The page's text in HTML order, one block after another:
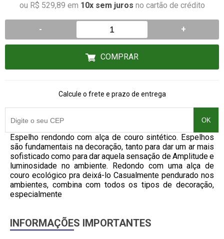
ou R$ 529,89 em 10x sem juros no cartão de crédito
- +
COMPRAR
Calcule o frete e prazo de entrega
OK
Espelho rendondo com alça de couro sintético. Espelhos
são fundamentais na decoração, tanto para dar um ar mais
sofisticado como para dar aquela sensação de Amplitude e
luminosidade no ambiente. Redondo com uma alça de
couro ecológico pra deixá-lo Casualmente pendurado nos
ambientes, combina com todos os tipos de decoração,
especialmente
INFORMAÇÕES IMPORTANTES